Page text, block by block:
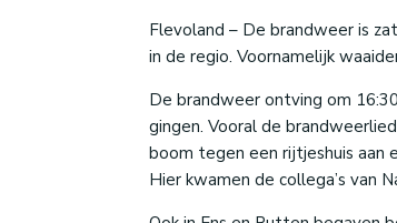
Flevoland – De brandweer is
in de regio. Voornamelijk
De brandweer ontving om
gingen. Vooral de
boom tegen een rijtjeshuis aan
Hier kwamen de collega’s van